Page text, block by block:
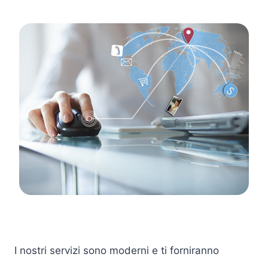
I nostri servizi sono moderni e ti forniranno